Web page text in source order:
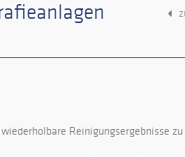
Reinigungsergebnisse zu